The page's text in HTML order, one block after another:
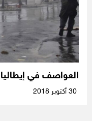
العواصف في إيطاليا